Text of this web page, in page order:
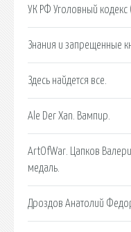
УК РФ Уголовный кодекс
Знания и запрещенные
Здесь найдется все.
Аlе Dеr Xаn. Вампир.
ArtOfWar. Цапков
медаль.
Дроздов Анатолий